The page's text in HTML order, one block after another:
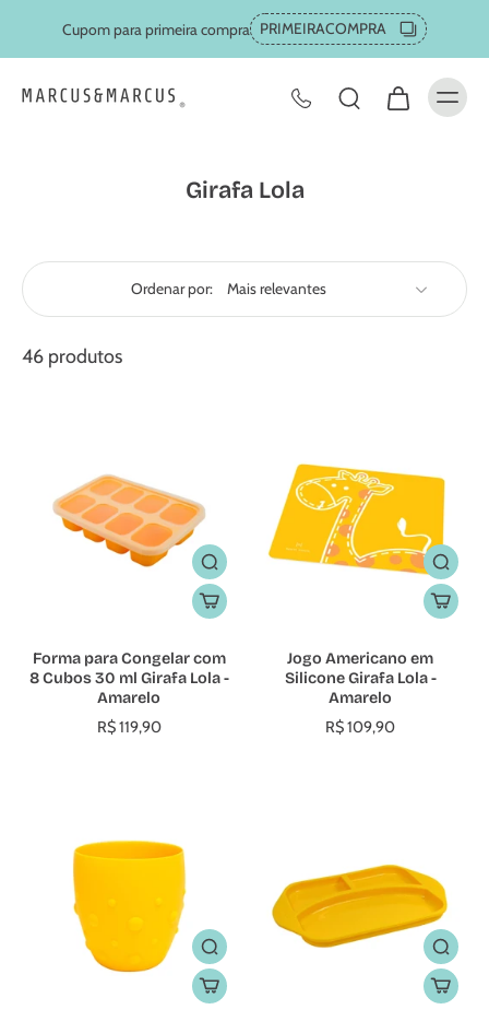
Cupom para primeira compra PRIMEIRACOMPRA
Girafa Lola
Ordenar por:
46 produtos
Forma para Congelar com
8 Cubos 30 ml Girafa Lola -
Amarelo
R$ 119,90
Jogo Americano em
Silicone Girafa Lola -
Amarelo
R$ 109,90